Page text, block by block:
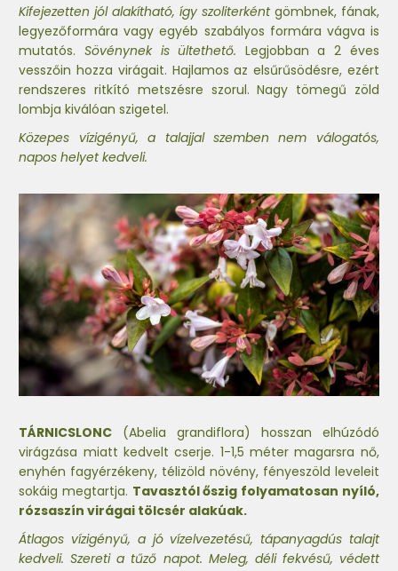
Kifejezetten jól alakítható, így szoliterként gömbnek, fának,
legyezőformára vagy egyéb szabályos formára vágva is
mutatós. Sövénynek is ültethető. Legjobban a 2 éves
vesszőin hozza virágait. Hajlamos az elsűrűsödésre, ezért
rendszeres ritkító metszésre szorul. Nagy tömegű zöld
lombja kiválóan szigetel.
Közepes vízigényű, a talajjal szemben nem válogatós,
napos helyet kedveli.
TÁRNICSLONC (Abelia grandiflora) hosszan elhúzódó
virágzása miatt kedvelt cserje. 1-1,5 méter magarsra nő,
enyhén fagyérzékeny, télizöld növény, fényeszöld leveleit
sokáig megtartja. Tavasztól őszig folyamatosan nyíló,
rózsaszín virágai tölcsér alakúak.
Átlagos vízigényű, a jó vízelvezetésű, tápanyagdús talajt
kedveli. Szereti a tűző napot. Meleg, déli fekvésű, védett